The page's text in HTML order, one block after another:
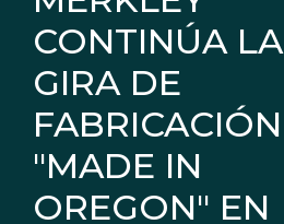
CONTINÚA LA
GIRA DE
FABRICACIÓN
"MADE IN
OREGON" EN